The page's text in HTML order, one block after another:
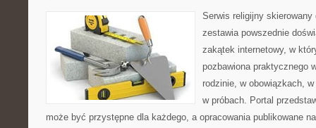
Serwis religijny
zestawia powszednie
zakątek internetowy, w
pozbawiona praktycznego
rodzinie, w obowiązkach,
w próbach. Portal
może być przystępne dla każdego, a opracowania publikowane